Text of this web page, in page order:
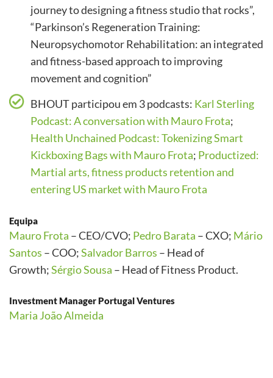
journey to designing a fitness studio that rocks”,
“Parkinson’s Regeneration Training:
Neuropsychomotor Rehabilitation: an integrated
and fitness-based approach to improving
movement and cognition”
BHOUT participou em 3 podcasts: Karl Sterling
Podcast: A conversation with Mauro Frota;
Health Unchained Podcast: Tokenizing Smart
Kickboxing Bags with Mauro Frota; Productized:
Martial arts, fitness products retention and
entering US market with Mauro Frota
Equipa
Mauro Frota – CEO/CVO; Pedro Barata – CXO; Mário
Santos – COO;Salvador Barros – Head of
Growth;Sérgio Sousa – Head of Fitness Product.
Investment Manager Portugal Ventures
Maria João Almeida